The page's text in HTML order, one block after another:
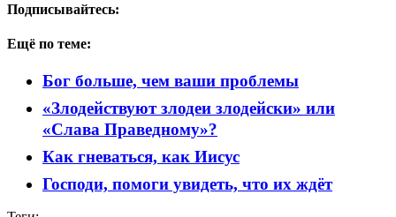
Подписывайтесь:
Ещё по теме:
Бог больше, чем ваши проблемы
«Злодействуют злодеи злодейски» или
«Слава Праведному»?
Как гневаться, как Иисус
Господи, помоги увидеть, что их ждёт